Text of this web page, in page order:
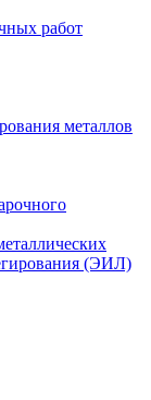
работ
металлов
(ЭИЛ)